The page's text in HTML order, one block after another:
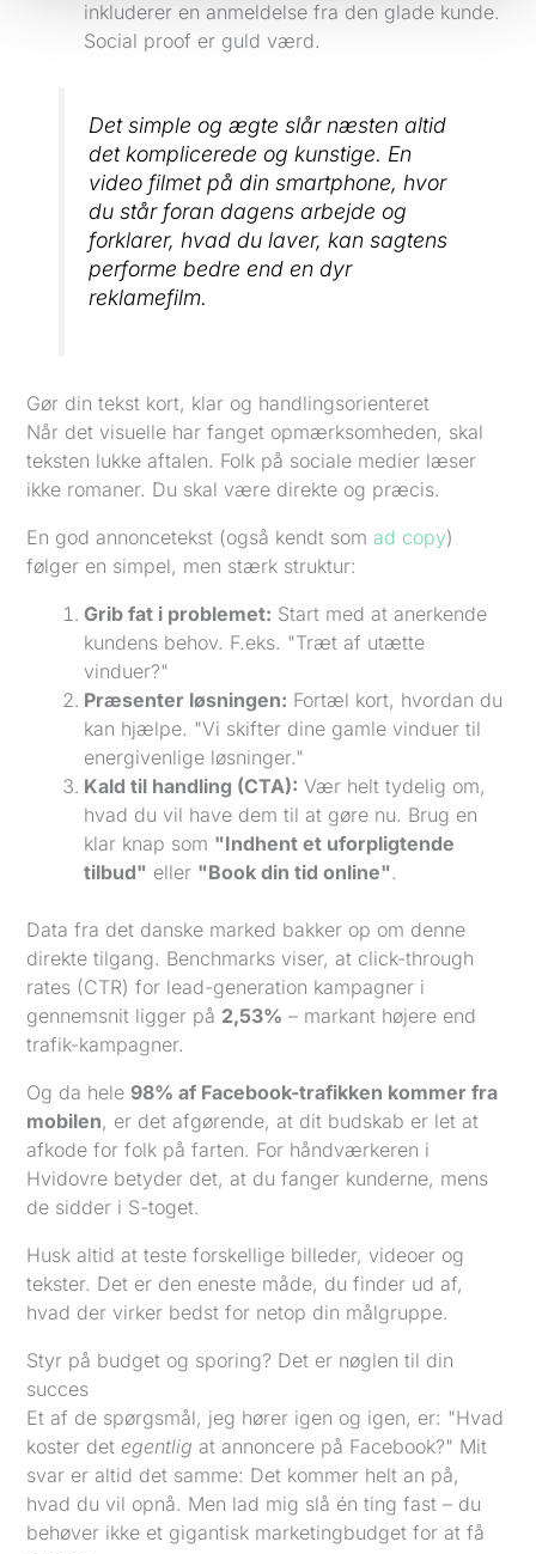
inkluderer en anmeldelse fra den glade kunde.
Social proof er guld værd.
Det simple og ægte slår næsten altid
det komplicerede og kunstige. En
video filmet på din smartphone, hvor
du står foran dagens arbejde og
forklarer, hvad du laver, kan sagtens
performe bedre end en dyr
reklamefilm.
Gør din tekst kort, klar og handlingsorienteret
Når det visuelle har fanget opmærksomheden, skal
teksten lukke aftalen. Folk på sociale medier læser
ikke romaner. Du skal være direkte og præcis.
En god annoncetekst (også kendt somad copy)
følger en simpel, men stærk struktur:
Grib fat i problemet: Start med at anerkende
kundens behov. F.eks. "Træt af utætte
vinduer?"
Præsenter løsningen: Fortæl kort, hvordan du
kan hjælpe. "Vi skifter dine gamle vinduer til
energivenlige løsninger."
Kald til handling (CTA): Vær helt tydelig om,
hvad du vil have dem til at gøre nu. Brug en
klar knap som "Indhent et uforpligtende
tilbud" eller "Book din tid online".
Data fra det danske marked bakker op om denne
direkte tilgang. Benchmarks viser, at click-through
rates (CTR) for lead-generation kampagner i
gennemsnit ligger på 2,53% – markant højere end
trafik-kampagner.
Og da hele98% af Facebook-trafikken kommer fra
mobilen, er det afgørende, at dit budskab er let at
afkode for folk på farten. For håndværkeren i
Hvidovre betyder det, at du fanger kunderne, mens
de sidder i S-toget.
Husk altid at teste forskellige billeder, videoer og
tekster. Det er den eneste måde, du finder ud af,
hvad der virker bedst for netop din målgruppe.
Styr på budget og sporing? Det er nøglen til din
succes
Et af de spørgsmål, jeg hører igen og igen, er: "Hvad
koster det egentlig at annoncere på Facebook?" Mit
svar er altid det samme: Det kommer helt an på,
hvad du vil opnå. Men lad mig slå én ting fast – du
behøver ikke et gigantisk marketingbudget for at få